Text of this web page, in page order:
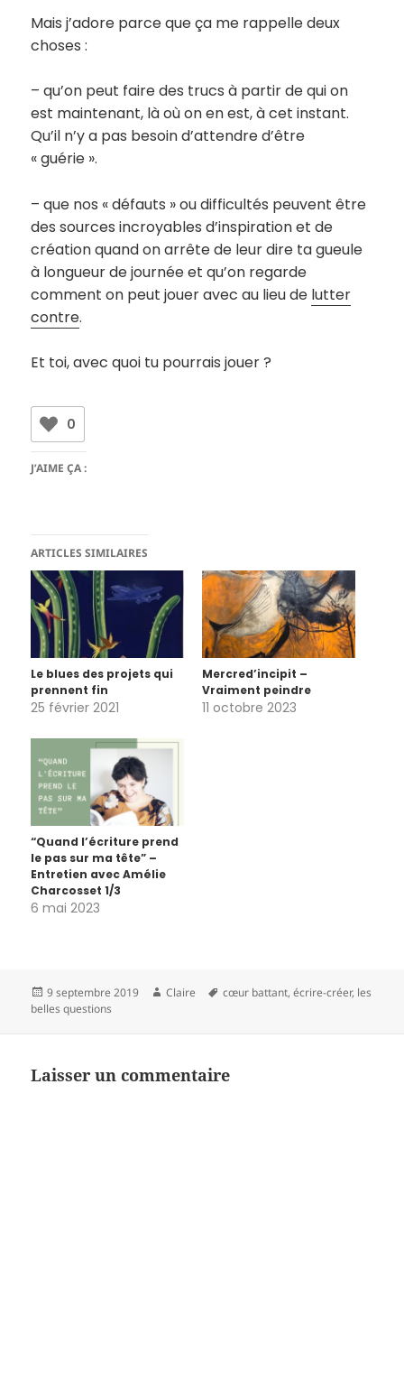
Mais j’adore parce que ça me rappelle deux
choses :
– qu’on peut faire des trucs à partir de qui on
est maintenant, là où on en est, à cet instant.
Qu’il n’y a pas besoin d’attendre d’être
« guérie ».
– que nos « défauts » ou difficultés peuvent être
des sources incroyables d’inspiration et de
création quand on arrête de leur dire ta gueule
à longueur de journée et qu’on regarde
comment on peut jouer avec au lieu de lutter
contre.
Et toi, avec quoi tu pourrais jouer ?
0
J’AIME ÇA :
ARTICLES SIMILAIRES
Le blues des projets qui
prennent fin
25 février 2021
Mercred’incipit –
Vraiment peindre
11 octobre 2023
“Quand l’écriture prend
le pas sur ma tête” –
Entretien avec Amélie
Charcosset 1/3
6 mai 2023
Publié
le
9 septembre 2019 Auteur
Claire
Mots-
cœur battant,écrire-créer, les
belles questions
Laisser un commentaire